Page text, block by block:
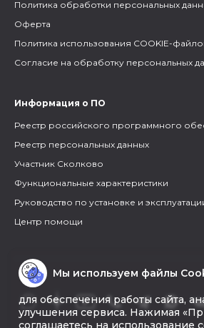
Политика обработки персональных
Оферта
Политика использования COOKIE-
Согласие на обработку персональных
Информация о ПО
Реестр российского программного
Реестр персональных данных
Участник Сколково
Функциональные характеристики
Руководство по установке и
Центр помощи
Мы используем файлы
для обеспечения работы сайта,
улучшения сервиса. Нажимая
соглашаетесь на использование